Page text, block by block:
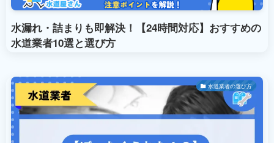
水漏れ・詰まりも即解決！【24時間対応】おすすめの
水道業者10選と選び方
水道業者の選び方